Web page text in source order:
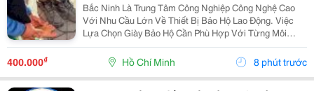
Bắc Ninh Là Trung Tâm Công Nghiệp Công Nghệ Cao
Với Nhu Cầu Lớn Về Thiết Bị Bảo Hộ Lao Động. Việc
Lựa Chọn Giày Bảo Hộ Cần Phù Hợp Với Từng Môi
Trường Làm Việc, Từ Cơ Khí, Sản Xuất Đến Phòng
Sạch, Điện Tử. Bài Viết Cung Cấp Những Thông Tin
Thực Tế Về...
400.000₫ Hồ Chí Minh 8 phút trước